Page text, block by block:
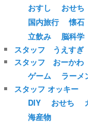
おすし
おせち
国内旅行
懐石
立飲み
脳科学
スタッフ うえすぎ
スタッフ おーかわ
ゲーム
ラーメ
スタッフ オッキー
DIY
おせち
海産物